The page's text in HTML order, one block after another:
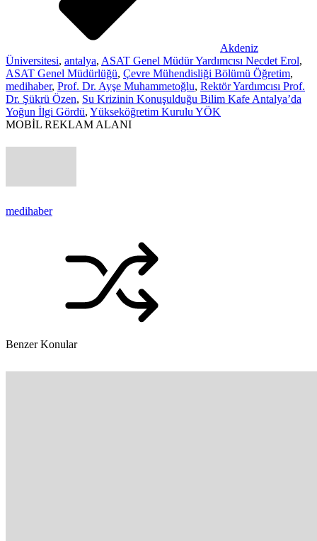
Akdeniz
Üniversitesi, antalya, ASAT Genel Müdür Yardımcısı Necdet Erol,
ASAT Genel Müdürlüğü, Çevre Mühendisliği Bölümü Öğretim,
medihaber, Prof. Dr. Ayşe Muhammetoğlu, Rektör Yardımcısı Prof.
Dr. Şükrü Özen, Su Krizinin Konuşulduğu Bilim Kafe Antalya’da
Yoğun İlgi Gördü, Yükseköğretim Kurulu YÖK
MOBİL REKLAM ALANI
medihaber
Benzer Konular